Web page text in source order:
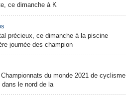
ce dimanche à K
précieux, ce dimanche à la piscine
journée des champion
du monde 2021 de cyclisme
le nord de la